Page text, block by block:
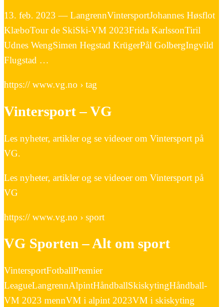
13. feb. 2023 — LangrennVintersportJohannes Høsflot
KlæboTour de SkiSki-VM 2023Frida KarlssonTiril
Udnes WengSimen Hegstad KrügerPål GolbergIngvild
Flugstad …
https:// www.vg.no › tag
Vintersport – VG
Les nyheter, artikler og se videoer om Vintersport på
VG.
Les nyheter, artikler og se videoer om Vintersport på
VG
https:// www.vg.no › sport
VG Sporten – Alt om sport
VintersportFotballPremier
LeagueLangrennAlpintHåndballSkiskytingHåndball-
VM 2023 mennVM i alpint 2023VM i skiskyting